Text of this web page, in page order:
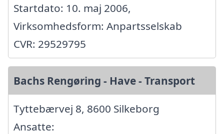
Startdato: 10. maj 2006,
Virksomhedsform: Anpartsselskab
CVR: 29529795
Bachs Rengøring - Have - Transport
Tyttebærvej 8, 8600 Silkeborg
Ansatte: